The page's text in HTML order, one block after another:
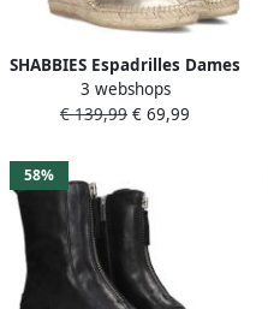
SHABBIES Espadrilles Dames
Kaila Ki Seven Maat: 36
Materiaal: Leer Kleur: Goud
3 webshops
€ 139,99 € 69,99
58%